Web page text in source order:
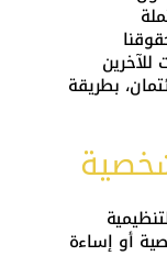
للآخرين
بطريقة
أو إساءة